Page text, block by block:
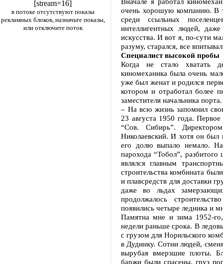
[stream=16]
в потоке отсутствуют показы
рекламных блоков, назначьте показы,
или отключите поток
очень хорошую компанию. В
среди ссыльных
интеллигентных людей,
искусства. И вот я, по-сути
разуму, старался, все
Специалист высокой пробы
Когда не стало хватать
киномеханика была очень
уже был женат и родился
котором и отработал более
заместителя начальника порта.
– На всю жизнь запомнил
23 августа 1950 года.
“Сов. Сибирь”.
Николаевский. И хотя он был
его долю выпало немало.
парохода “Тобол”,
являлся главным
строительства комбината
и плавсредств для доставки
даже во льдах
продолжалось
появились четыре ледника и
Памятна мне и зима 1952-го,
недели раньше срока. В
с грузом для Норильского
в Дудинку. Сотни людей,
вырубая вмерзшие плоты.
баржи были спасены, груз